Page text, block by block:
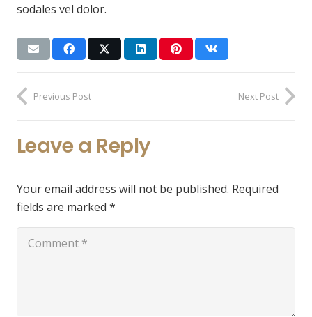
sodales vel dolor.
Previous Post Next Post
Leave a Reply
Your email address will not be published. Required
fields are marked *